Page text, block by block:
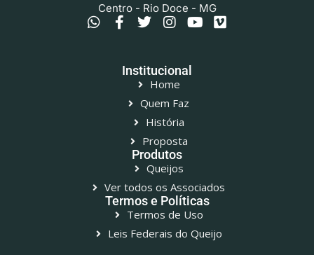
Centro - Rio Doce - MG
Institucional
Home
Quem Faz
História
Proposta
Produtos
Queijos
Ver todos os Associados
Termos e Políticas
Termos de Uso
Leis Federais do Queijo